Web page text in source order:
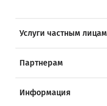
Услуги частным лицам
Партнерам
Информация